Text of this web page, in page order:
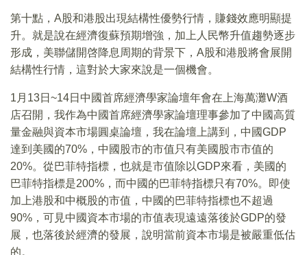
第十點，A股和港股出現結構性優勢行情，賺錢效應明顯提
升。就是說在經濟復蘇預期增強，加上人民幣升值趨勢逐步
形成，美聯儲開啓降息周期的背景下，A股和港股將會展開
結構性行情，這對於大家來說是一個機會。
1月13日~14日中國首席經濟學家論壇年會在上海萬灘W酒
店召開，我作為中國首席經濟學家論壇理事參加了中國高質
量金融與資本市場圓桌論壇，我在論壇上講到，中國GDP
達到美國的70%，中國股市的市值只有美國股市市值的
20%。從巴菲特指標，也就是市值除以GDP來看，美國的
巴菲特指標是200%，而中國的巴菲特指標只有70%。即使
加上港股和中概股的市值，中國的巴菲特指標也不超過
90%，可見中國資本市場的市值表現遠遠落後於GDP的發
展，也落後於經濟的發展，說明當前資本市場是被嚴重低估
的。